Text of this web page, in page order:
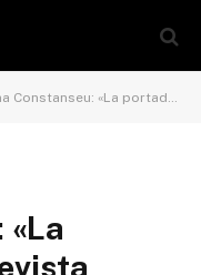
portada per a la Revista CRAE s’inspira en l’Empordà i ens parla del que més necessitem ara, salut, llibertat i solidaritat»